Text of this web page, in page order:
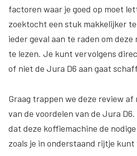
factoren waar je goed op moet
zoektocht een stuk makkelijker
ieder geval aan te raden om deze
te lezen. Je kunt vervolgens
of niet de Jura D6 aan gaat
Graag trappen we deze review
van de voordelen van de Jura
dat deze koffiemachine de
zoals je in onderstaand rijtje kunt